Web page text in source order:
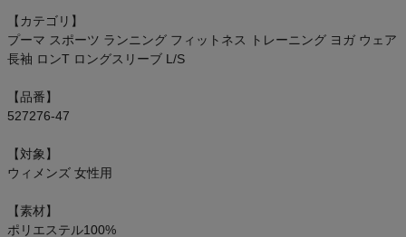
お気に入り
ご利用ガイド
クーポン一覧
商品レビュー
プロテイン・サプリメントまとめ買い
【カテゴリ】
プーマ スポーツ ランニング フィットネス トレーニング ヨガ ウェア
長袖 ロンT ロングスリーブ L/S
【品番】
527276-47
【対象】
ウィメンズ 女性用
【素材】
ポリエステル100%